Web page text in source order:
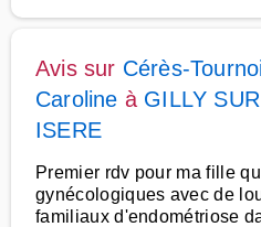
Avis sur Cérès-
Caroline à GILLY SUR
ISERE
Premier rdv pour ma fille
gynécologiques avec de
familiaux d'endométriose